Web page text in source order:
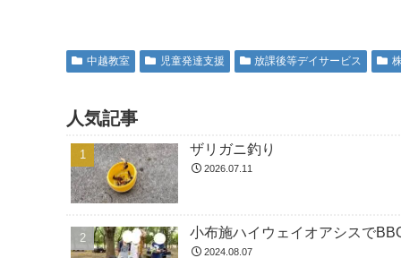
中越教室 児童発達支援 放課後等デイサービス
人気記事
ザリガニ釣り
2026.07.11
小布施ハイウェイオアシスで
2024.08.07